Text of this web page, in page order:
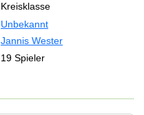
Kreisklasse
Unbekannt
Jannis Wester
19 Spieler